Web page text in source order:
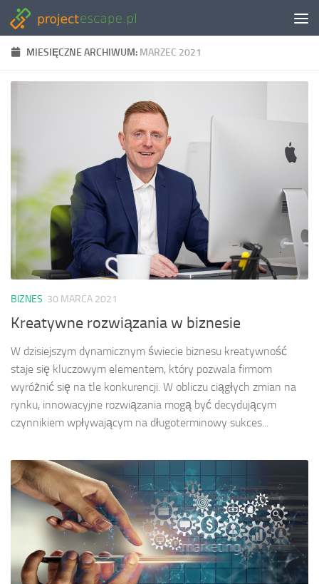
Skip to content
MIESIĘCZNE ARCHIWUM: MARZEC 2021
BIZNES 30 MARCA 2021
Kreatywne rozwiązania w biznesie
W dzisiejszym dynamicznym świecie biznesu kreatywność
staje się kluczowym elementem, który pozwala firmom
wyróżnić się na tle konkurencji. W obliczu ciągłych zmian na
rynku, innowacyjne rozwiązania mogą być decydującym
czynnikiem wpływającym na długoterminowy sukces...